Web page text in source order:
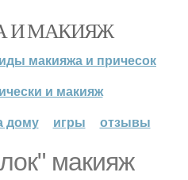
И МАКИЯЖ
макияжа и причесок
и макияж
дому
игры отзывы
макияж